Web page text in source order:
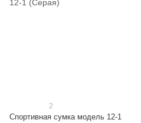
2
Спортивная сумка модель 12-1